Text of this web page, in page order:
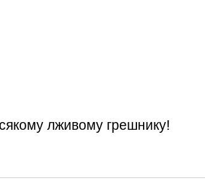
лживому грешнику!